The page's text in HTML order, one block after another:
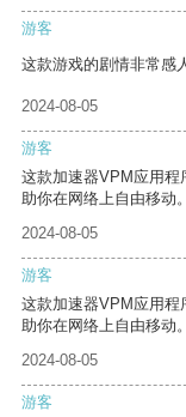
游客
这款游戏的剧情非常感
2024-08-05
游客
这款加速器VPM应用程
助你在网络上自由移动。
2024-08-05
游客
这款加速器VPM应用程
助你在网络上自由移动。
2024-08-05
游客